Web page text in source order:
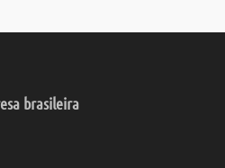
brasileira